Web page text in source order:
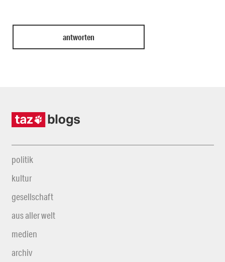
politik
kultur
gesellschaft
aus aller welt
medien
archiv